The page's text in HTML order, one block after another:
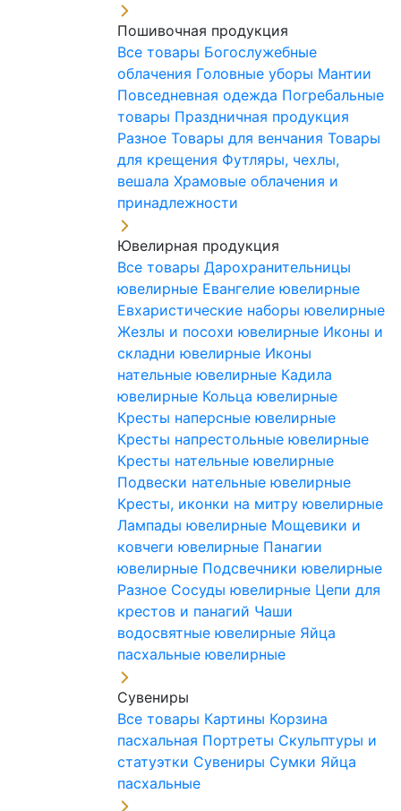
Пошивочная продукция
Все товары Богослужебные
облачения Головные уборы Мантии
Повседневная одежда Погребальные
товары Праздничная продукция
Разное Товары для венчания Товары
для крещения Футляры, чехлы,
вешала Храмовые облачения и
принадлежности
Ювелирная продукция
Все товары Дарохранительницы
ювелирные Евангелие ювелирные
Евхаристические наборы ювелирные
Жезлы и посохи ювелирные Иконы и
складни ювелирные Иконы
нательные ювелирные Кадила
ювелирные Кольца ювелирные
Кресты наперсные ювелирные
Кресты напрестольные ювелирные
Кресты нательные ювелирные
Подвески нательные ювелирные
Кресты, иконки на митру ювелирные
Лампады ювелирные Мощевики и
ковчеги ювелирные Панагии
ювелирные Подсвечники ювелирные
Разное Сосуды ювелирные Цепи для
крестов и панагий Чаши
водосвятные ювелирные Яйца
пасхальные ювелирные
Сувениры
Все товары Картины Корзина
пасхальная Портреты Скульптуры и
статуэтки Сувениры Сумки Яйца
пасхальные